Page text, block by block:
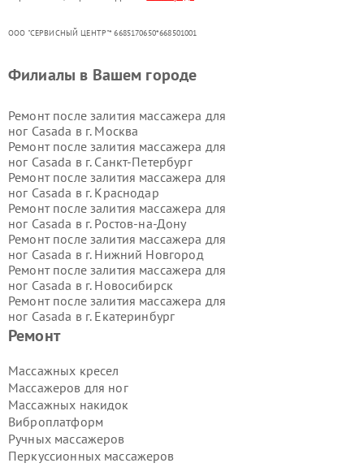
ООО "СЕРВИСНЫЙ ЦЕНТР"* 6685170650*668501001
Ремонт
Массажных кресел
Массажеров для ног
Массажных накидок
Виброплатформ
Ручных массажеров
Перкуссионных массажеров
Филиалы в Вашем городе
Ремонт после залития массажера для
ног Casada в г. Москва
Ремонт после залития массажера для
ног Casada в г. Санкт-Петербург
Ремонт после залития массажера для
ног Casada в г. Краснодар
Ремонт после залития массажера для
ног Casada в г. Ростов-на-Дону
Ремонт после залития массажера для
ног Casada в г. Нижний Новгород
Ремонт после залития массажера для
ног Casada в г. Новосибирск
Ремонт после залития массажера для
ног Casada в г. Екатеринбург
Ремонт после залития массажера для
Ремонт после залития массажера для
ног Casada в г.Воронеж
Ремонт после залития массажера для
ног Casada в г.Волгоград
Ремонт после залития массажера для
ног Casada в г.Самара
Ремонт после залития массажера для